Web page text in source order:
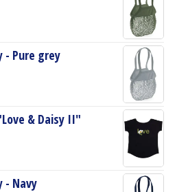
- Pure grey
& Daisy II"
- Navy